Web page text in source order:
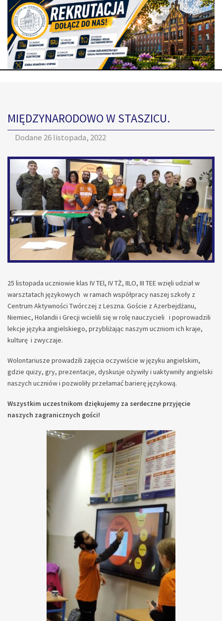
MIĘDZYNARODOWO W STASZICU.
Dodane 26 listopada, 2022
25 listopada uczniowie klas IV TEl, IV TŻ, IILO, III TEE wzięli udział w
warsztatach językowych w ramach współpracy naszej szkoły z
Centrum Aktywności Twórczej z Leszna. Goście z Azerbejdżanu,
Niemiec, Holandii i Grecji wcielili się w rolę nauczycieli i poprowadzili
lekcje języka angielskiego, przybliżając naszym uczniom ich kraje,
kulturę i zwyczaje.
Wolontariusze prowadzili zajęcia oczywiście w języku angielskim,
gdzie quizy, gry, prezentacje, dyskusje ożywiły i uaktywniły angielski
naszych uczniów i pozwoliły przełamać barierę językową.
Wszystkim uczestnikom dziękujemy za serdeczne przyjęcie
naszych zagranicznych gości!